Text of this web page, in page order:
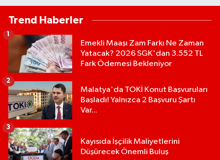
Trend Haberler
Emekli Maaşı Zam Farkı Ne Zaman
Yatacak? 2026 SGK'dan 3.552 TL
Fark Ödemesi Bekleniyor
1
Malatya'da TOKİ Konut Başvuruları
Başladı! Yalnızca 2 Başvuru Şartı
Var...
2
Kayısıda İşçilik Maliyetlerini
Düşürecek Önemli Buluş
3